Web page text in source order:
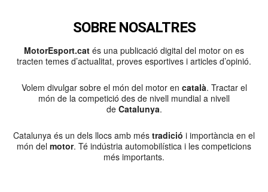
SOBRE NOSALTRES
MotorEsport.cat és una publicació digital del motor on es
tracten temes d’actualitat, proves esportives i articles d’opinió.
Volem divulgar sobre el món del motor en català. Tractar el
món de la competició des de nivell mundial a nivell
de Catalunya.
Catalunya és un dels llocs amb més tradició i importància en el
món del motor. Té indústria automobilística i les competicions
més importants.